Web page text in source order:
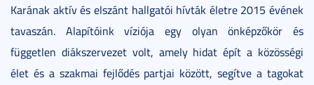
Karának aktív és elszánt hallgatói hívták életre 2015 évének
tavaszán. Alapítóink víziója egy olyan önképzőkör és
független diákszervezet volt, amely hidat épít a közösségi
élet és a szakmai fejlődés partjai között, segítve a tagokat